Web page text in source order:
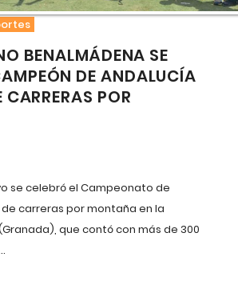
BENALMÁDENA SE
DE ANDALUCÍA
CARRERAS POR
se celebró el Campeonato de
carreras por montaña en la
que contó con más de 300